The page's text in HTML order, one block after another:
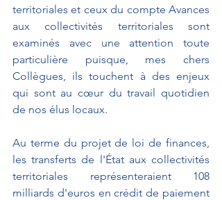
territoriales et ceux du compte Avances
aux collectivités territoriales sont
examinés avec une attention toute
particulière puisque, mes chers
Collègues, ils touchent à des enjeux
qui sont au cœur du travail quotidien
de nos élus locaux.
Au terme du projet de loi de finances,
les transferts de l'État aux collectivités
territoriales représenteraient 108
milliards d'euros en crédit de paiement